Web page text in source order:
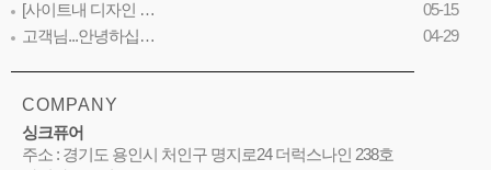
[사이트내 디자인 …
05-15
고객님...안녕하십…
04-29
COMPANY
싱크퓨어
주소 : 경기도 용인시 처인구 명지로24 더럭스나인 238호